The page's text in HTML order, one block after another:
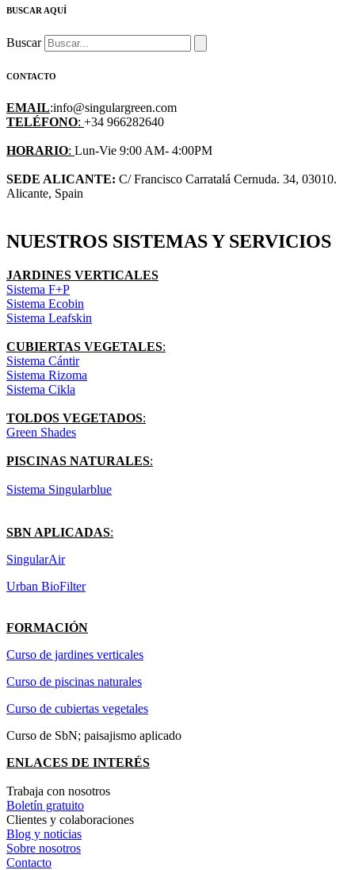
BUSCAR AQUÍ
Buscar
CONTACTO
EMAIL:info@singulargreen.com
TELÉFONO: +34 966282640
HORARIO: Lun-Vie 9:00 AM- 4:00PM
SEDE ALICANTE: C/ Francisco Carratalá Cernuda. 34, 03010.
Alicante, Spain
NUESTROS SISTEMAS Y SERVICIOS
JARDINES VERTICALES
Sistema F+P
Sistema Ecobin
Sistema Leafskin
CUBIERTAS VEGETALES:
Sistema Cántir
Sistema Rizoma
Sistema Cikla
TOLDOS VEGETADOS:
Green Shades
PISCINAS NATURALES:
Sistema Singularblue
SBN APLICADAS:
SingularAir
Urban BioFilter
FORMACIÓN
Curso de jardines verticales
Curso de piscinas naturales
Curso de cubiertas vegetales
Curso de SbN; paisajismo aplicado
ENLACES DE INTERÉS
Trabaja con nosotros
Boletín gratuito
Clientes y colaboraciones
Blog y noticias
Sobre nosotros
Contacto